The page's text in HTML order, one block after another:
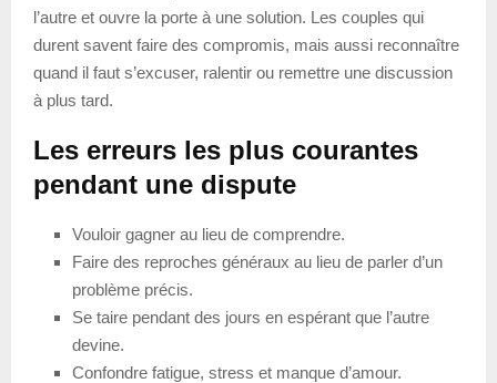
l’autre et ouvre la porte à une solution. Les couples qui
durent savent faire des compromis, mais aussi reconnaître
quand il faut s’excuser, ralentir ou remettre une discussion
à plus tard.
Les erreurs les plus courantes
pendant une dispute
Vouloir gagner au lieu de comprendre.
Faire des reproches généraux au lieu de parler d’un
problème précis.
Se taire pendant des jours en espérant que l’autre
devine.
Confondre fatigue, stress et manque d’amour.